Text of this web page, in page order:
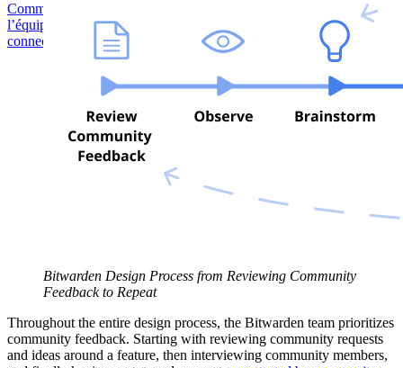
Commencez gratuitement
l’équipe commerciale
Se connecter
connecter
Bitwarden Design Process from Reviewing Community
Feedback to Repeat
Throughout the entire design process, the Bitwarden team prioritizes
community feedback. Starting with reviewing community requests
and ideas around a feature, then interviewing community members,